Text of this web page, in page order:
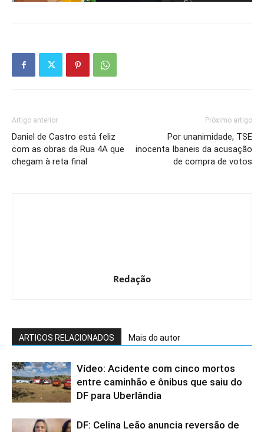
Artigo anterior
Daniel de Castro está feliz
com as obras da Rua 4A que
chegam à reta final
Próximo artigo
Por unanimidade, TSE
inocenta Ibaneis da acusação
de compra de votos
Redação
ARTIGOS RELACIONADOS Mais do autor
Vídeo: Acidente com cinco mortos
entre caminhão e ônibus que saiu do
DF para Uberlândia
DF: Celina Leão anuncia reversão de